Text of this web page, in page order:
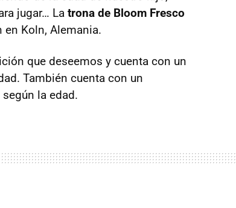
jugar… La trona de Bloom Fresco
Koln, Alemania.
que deseemos y cuenta con un
También cuenta con un
la edad.